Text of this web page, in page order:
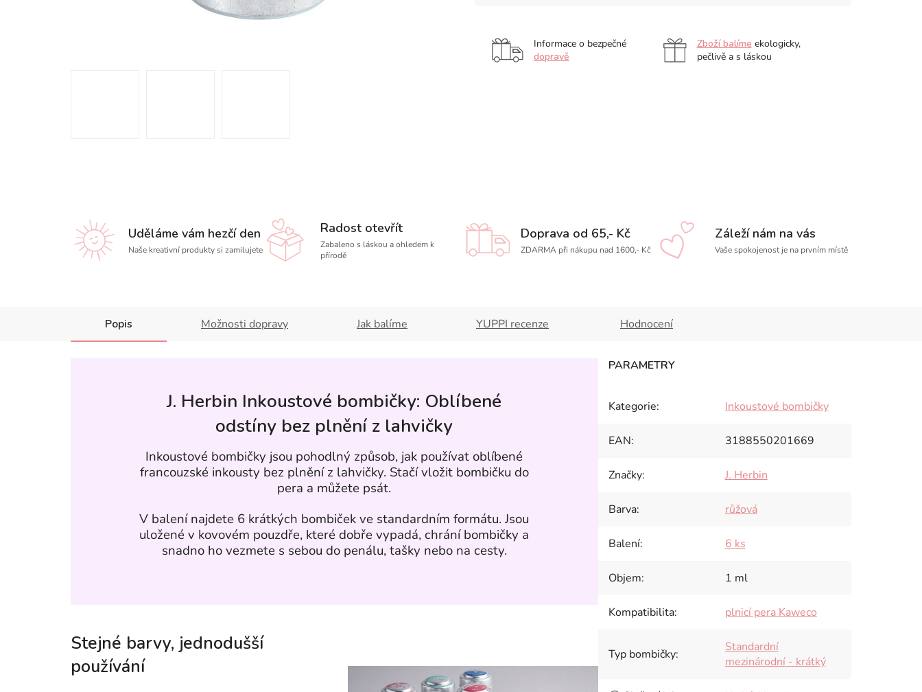
Informace o bezpečné
dopravě
Zboží balíme ekologicky,
pečlivě a s láskou
Uděláme vám hezčí den
Naše kreativní produkty si zamilujete
Radost otevřít
Zabaleno s láskou a ohledem k
přírodě
Doprava od 65,- Kč
ZDARMA při nákupu nad 1600,- Kč
Záleží nám na vás
Vaše spokojenost je na prvním místě
Popis Možnosti dopravy Jak balíme YUPPI recenze Hodnocení
J. Herbin Inkoustové bombičky: Oblíbené
odstíny bez plnění z lahvičky
Inkoustové bombičky jsou pohodlný způsob, jak používat oblíbené
francouzské inkousty bez plnění z lahvičky. Stačí vložit bombičku do
pera a můžete psát.
V balení najdete 6 krátkých bombiček ve standardním formátu. Jsou
uložené v kovovém pouzdře, které dobře vypadá, chrání bombičky a
snadno ho vezmete s sebou do penálu, tašky nebo na cesty.
Stejné barvy, jednodušší
používání
Kategorie: Inkoustové bombičky
EAN: 3188550201669
Značky: J. Herbin
Barva: růžová
Balení: 6 ks
Objem: 1 ml
Kompatibilita: plnicí pera Kaweco
Typ bombičky:
Standardní
mezinárodní - krátký